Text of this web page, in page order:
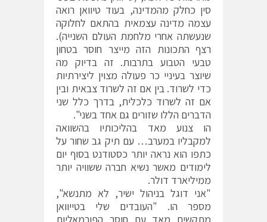
סין כחלק מהמדינה, בעוד טיוואן רואה
עצמה מדינה עצמאית בהתאם לחלוקה
שנעשתה אחרי מלחמת העולם השנייה).
רצף התכונות הזה מייצר חוסר בטחון
טבעי הטבוע בתרבות. זה בדיוק מה
שיוצר בעיניי כר פעולה מצוין ליצירתיות
כדי לשרוד. בין אם זה לשרוד צבאית ובין
אם זה לשרוד כלכלית, בדרך כלל שני
הדברים הללו שזורים גם אחד בשני".
הו צנוע מאד בהליכותיו בהשוואה
למקבליו במערב… עם תיק גב שחור על
כתפו הוא נראה יותר כסטודנט בסוף יום
לימודים מאשר נשיא חברה ששוויה יותר
ממיליארד דולר.
"אני דוגל בניהול ישיר, לא מתנשא",
מספר הו. "העובדים שלי בטייוואן
מתקשים מאד עם חוסר הפורמאליות